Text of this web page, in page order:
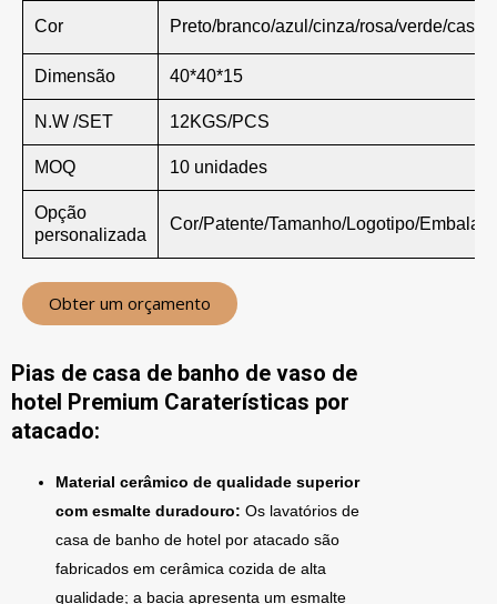
Cor Preto/branco/azul/cinza/rosa/verde/
Dimensão 40*40*15
N.W /SET 12KGS/PCS
MOQ 10 unidades
Opção
personalizada
Cor/Patente/Tamanho/Logotipo/
Obter um orçamento
Pias de casa de banho de vaso de
hotel Premium Caraterísticas por
atacado:
Material cerâmico de qualidade superior
com esmalte duradouro: Os lavatórios de
casa de banho de hotel por atacado são
fabricados em cerâmica cozida de alta
qualidade; a bacia apresenta um esmalte